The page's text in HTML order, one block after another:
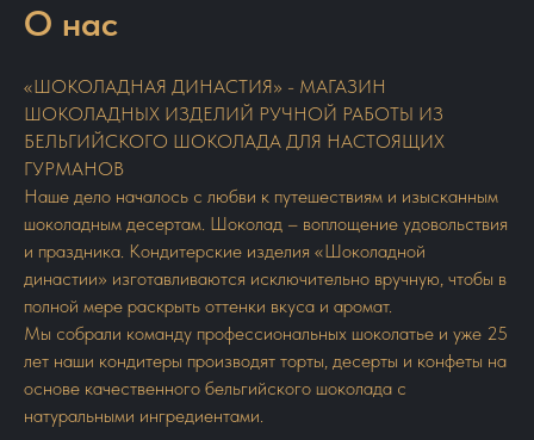
О нас
«ШОКОЛАДНАЯ ДИНАСТИЯ» - МАГАЗИН
ШОКОЛАДНЫХ ИЗДЕЛИЙ РУЧНОЙ РАБОТЫ ИЗ
БЕЛЬГИЙСКОГО ШОКОЛАДА ДЛЯ НАСТОЯЩИХ
ГУРМАНОВ
Наше дело началось с любви к путешествиям и изысканным
шоколадным десертам. Шоколад – воплощение удовольствия
и праздника. Кондитерские изделия «Шоколадной
династии» изготавливаются исключительно вручную, чтобы в
полной мере раскрыть оттенки вкуса и аромат.
Мы собрали команду профессиональных шоколатье и уже 25
лет наши кондитеры производят торты, десерты и конфеты на
основе качественного бельгийского шоколада с
натуральными ингредиентами.